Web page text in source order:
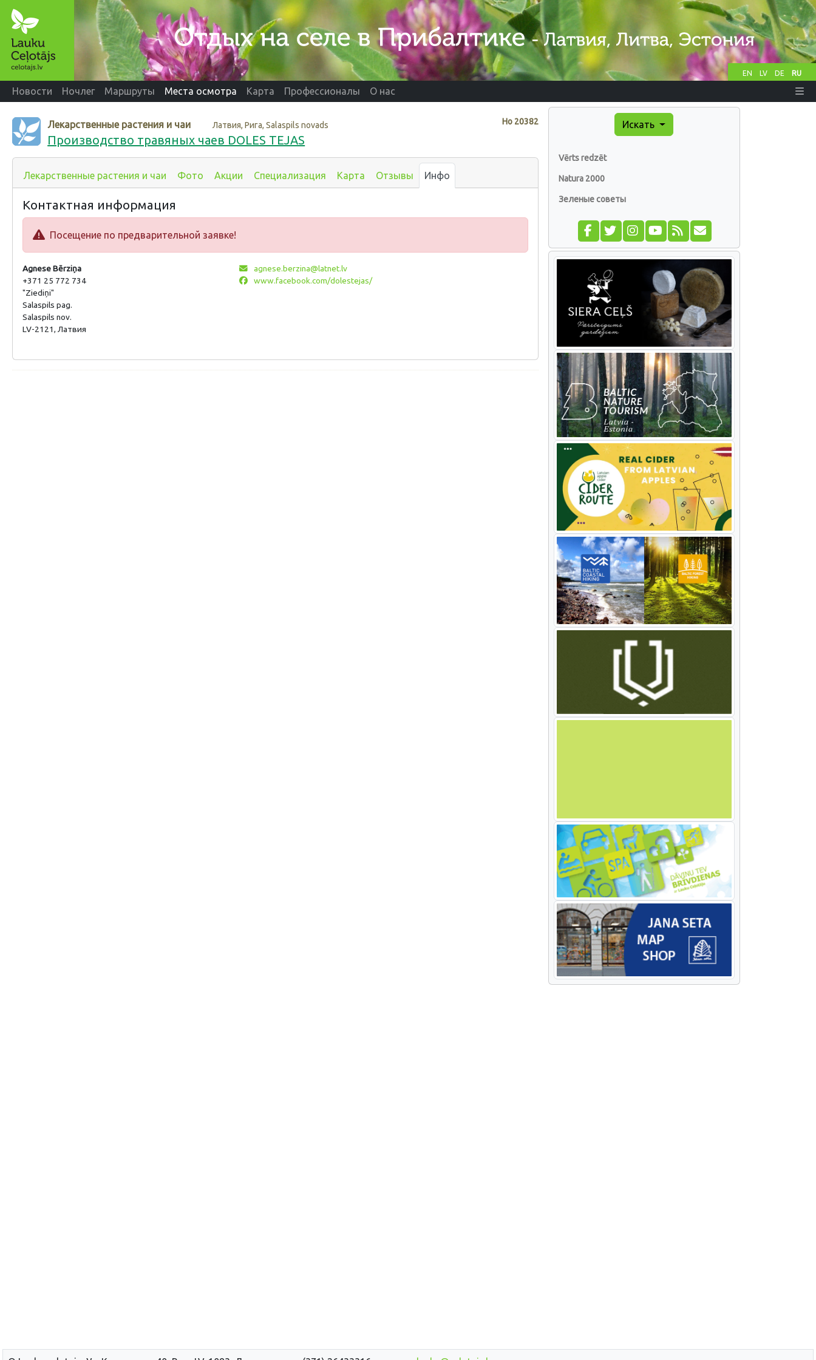
EN LV DE RU
Новости Ночлег Маршруты Места осмотра Карта Профессионалы О нас
Нo 20382
Лекарственные растения и чаи Латвия, Рига, Salaspils novads
Производство травяных чаев DOLES TEJAS
Лекарственные растения и чаи Фото Акции Специализация Карта Отзывы Инфо
Контактная информация
Посещение по предварительной заявке!
Agnese Bērziņa
+371 25 772 734
"Ziediņi"
Salaspils pag.
Salaspils nov.
LV-2121, Латвия
agnese.berzina@latnet.lv
www.facebook.com/dolestejas/
Искать
Vērts redzēt
Natura 2000
Зеленые советы